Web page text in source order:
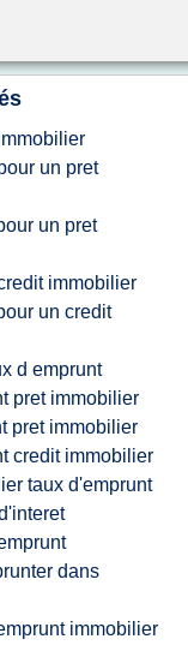
un pret
un pret
immobilier
un credit
d emprunt
pret immobilier
pret immobilier
credit immobilier
taux d'emprunt
dans
immobilier